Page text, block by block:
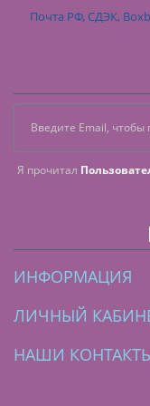
Почта РФ, СДЭК,
Я прочитал
ИНФОРМАЦИЯ
ЛИЧНЫЙ
НАШИ